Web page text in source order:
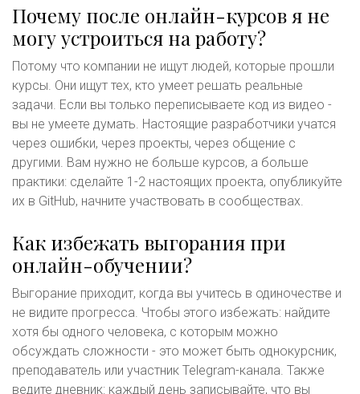
Почему после онлайн-курсов я не
могу устроиться на работу?
Потому что компании не ищут людей, которые прошли
курсы. Они ищут тех, кто умеет решать реальные
задачи. Если вы только переписываете код из видео -
вы не умеете думать. Настоящие разработчики учатся
через ошибки, через проекты, через общение с
другими. Вам нужно не больше курсов, а больше
практики: сделайте 1-2 настоящих проекта, опубликуйте
их в GitHub, начните участвовать в сообществах.
Как избежать выгорания при
онлайн-обучении?
Выгорание приходит, когда вы учитесь в одиночестве и
не видите прогресса. Чтобы этого избежать: найдите
хотя бы одного человека, с которым можно
обсуждать сложности - это может быть однокурсник,
преподаватель или участник Telegram-канала. Также
ведите дневник: каждый день записывайте, что вы